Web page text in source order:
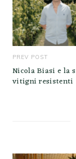
PREV POST
Nicola Biasi e la
vitigni resistenti